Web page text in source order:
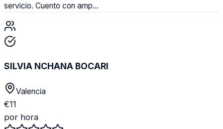
servicio. Cuento con amp...
SILVIA NCHANA BOCARI
Valencia
€11
por hora